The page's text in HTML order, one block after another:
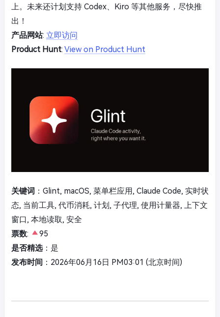
上。未来还计划支持 Codex、Kiro 等其他服务，尽快推
出！
产品网站: 立即访问
Product Hunt: View on Product Hunt
关键词 ：Glint, macOS, 菜单栏应用, Claude Code, 实时状
态, 当前工具, 代币消耗, 计划, 子代理, 使用计量器, 上下文
窗口, 本地读取, 安全
票数:
95
是否精选：是
发布时间 ：2026年06月16日 PM03:01 (北京时间)